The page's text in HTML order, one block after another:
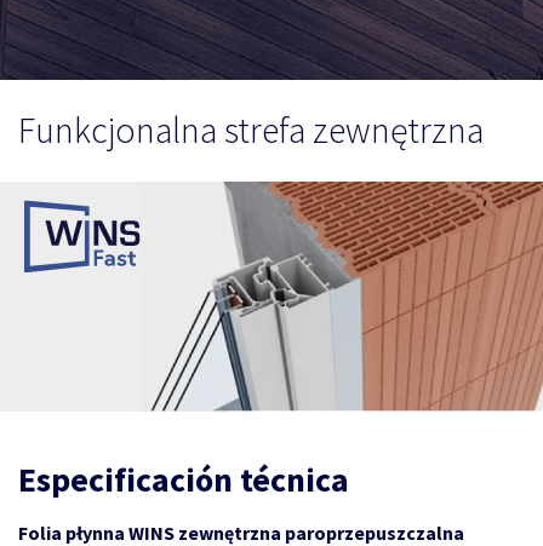
Funkcjonalna strefa zewnętrzna
Especificación técnica
Folia płynna WINS zewnętrzna paroprzepuszczalna